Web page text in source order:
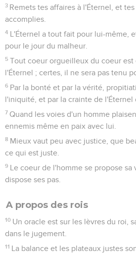
3 Remets tes affaires à l'Éternel, et
accomplies.
4 L'Éternel a tout fait pour lui-même,
pour le jour du malheur.
5 Tout coeur orgueilleux du coeur est
l'Éternel ; certes, il ne sera pas tenu
6 Par la bonté et par la vérité,
l'iniquité, et par la crainte de l'Éternel
7 Quand les voies d'un homme
ennemis même en paix avec lui.
8 Mieux vaut peu avec justice, que
ce qui est juste.
9 Le coeur de l'homme se propose sa
dispose ses pas.
A propos des rois
10 Un oracle est sur les lèvres du roi,
dans le jugement.
11 La balance et les plateaux justes